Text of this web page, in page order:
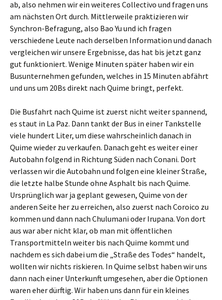
ab, also nehmen wir ein weiteres Collectivo und fragen uns
am nächsten Ort durch. Mittlerweile praktizieren wir
Synchron-Befragung, also Bao Yu und ich fragen
verschiedene Leute nach derselben Information und danach
vergleichen wir unsere Ergebnisse, das hat bis jetzt ganz
gut funktioniert. Wenige Minuten später haben wir ein
Busunternehmen gefunden, welches in 15 Minuten abfährt
und uns um 20Bs direkt nach Quime bringt, perfekt.
Die Busfahrt nach Quime ist zuerst nicht weiter spannend,
es staut in La Paz. Dann tankt der Bus in einer Tankstelle
viele hundert Liter, um diese wahrscheinlich danach in
Quime wieder zu verkaufen. Danach geht es weiter einer
Autobahn folgend in Richtung Süden nach Conani. Dort
verlassen wir die Autobahn und folgen eine kleiner Straße,
die letzte halbe Stunde ohne Asphalt bis nach Quime.
Ursprünglich war ja geplant gewesen, Quime von der
anderen Seite her zu erreichen, also zuerst nach Coroico zu
kommen und dann nach Chulumani oder Irupana. Von dort
aus war aber nicht klar, ob man mit öffentlichen
Transportmitteln weiter bis nach Quime kommt und
nachdem es sich dabei um die „Straße des Todes“ handelt,
wollten wir nichts riskieren. In Quime selbst haben wir uns
dann nach einer Unterkunft umgesehen, aber die Optionen
waren eher dürftig. Wir haben uns dann für ein kleines